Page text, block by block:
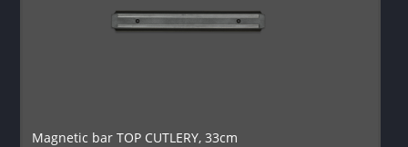
Magnetic bar TOP CUTLERY, 33cm